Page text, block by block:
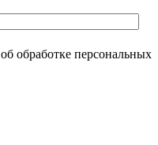
об обработке персональных